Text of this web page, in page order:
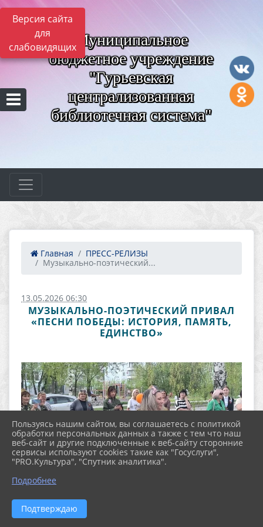
Версия сайта
для
слабовидящих Муниципальное
бюджетное учреждение
"Гурьевская
централизованная
библиотечная система"
Главная
ПРЕСС-РЕЛИЗЫ
Музыкально-поэтический...
13.05.2026 06:30
МУЗЫКАЛЬНО-ПОЭТИЧЕСКИЙ ПРИВАЛ
«ПЕСНИ ПОБЕДЫ: ИСТОРИЯ, ПАМЯТЬ,
ЕДИНСТВО»
Пользуясь нашим сайтом, вы соглашаетесь с политикой
обработки персональных данных а также с тем что наш
веб-сайт и другие подключенные к веб-сайту сторонние
сервисы используют cookies такие как "Госуслуги",
"PRO.Культура", "Спутник аналитика".
Подробнее
Подтверждаю